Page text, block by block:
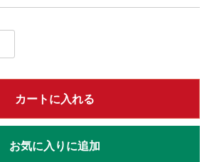
カートに入れる
お気に入りに追加